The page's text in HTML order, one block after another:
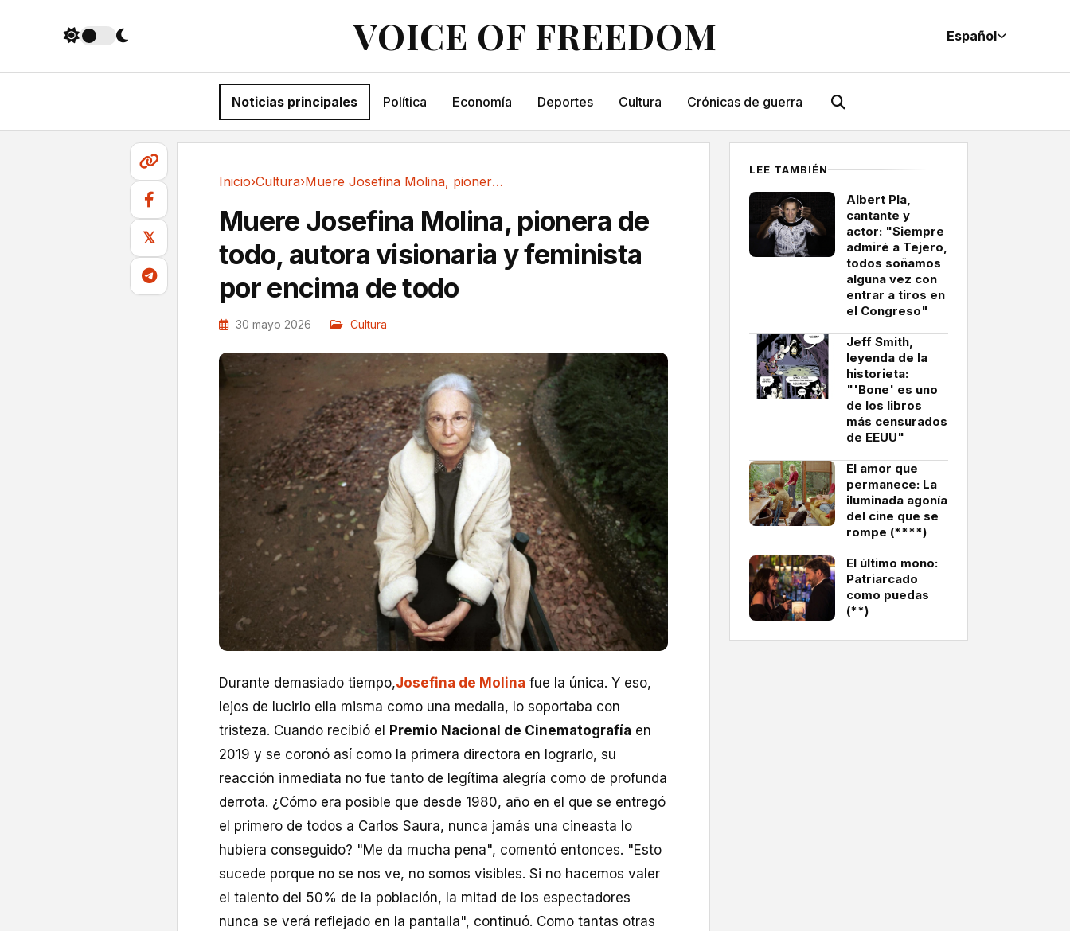
VOICE OF FREEDOM Español
Noticias principales Política Economía Deportes Cultura Crónicas de guerra
𝕏
Inicio›Cultura› Muere Josefina Molina, pionera de todo, autora...
Muere Josefina Molina, pionera de
todo, autora visionaria y feminista
por encima de todo
30 mayo 2026 Cultura
Durante demasiado tiempo,Josefina de Molina fue la única. Y eso,
lejos de lucirlo ella misma como una medalla, lo soportaba con
tristeza. Cuando recibió el
Premio Nacional de Cinematografía en
2019 y se coronó así como la primera directora en lograrlo, su
reacción inmediata no fue tanto de legítima alegría como de profunda
derrota. ¿Cómo era posible que desde 1980, año en el que se entregó
el primero de todos a Carlos Saura, nunca jamás una cineasta lo
hubiera conseguido? "Me da mucha pena", comentó entonces. "Esto
sucede porque no se nos ve, no somos visibles. Si no hacemos valer
el talento del 50% de la población, la mitad de los espectadores
nunca se verá reflejado en la pantalla", continuó. Como tantas otras
LEE TAMBIÉN
Albert Pla,
cantante y
actor: "Siempre
admiré a Tejero,
todos soñamos
alguna vez con
entrar a tiros en
el Congreso"
Jeff Smith,
leyenda de la
historieta:
"'Bone' es uno
de los libros
más censurados
de EEUU"
El amor que
permanece: La
iluminada agonía
del cine que se
rompe (****)
El último mono:
Patriarcado
como puedas
(**)